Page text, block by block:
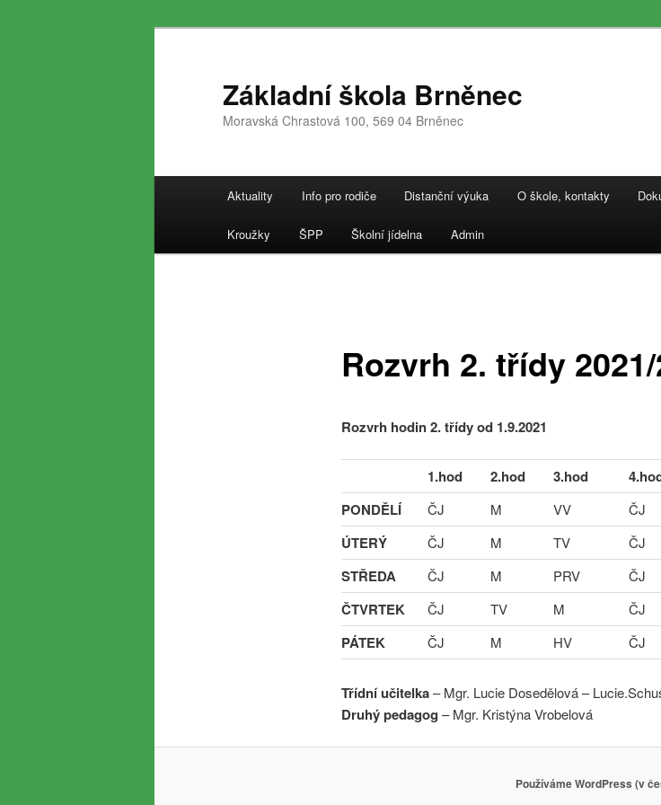
Základní škola Brněnec
Moravská Chrastová 100, 569 04 Brněnec
Aktuality Info pro rodiče Distanční výuka O škole, kontakty
Kroužky ŠPP Školní jídelna Admin
Rozvrh 2. třídy
Rozvrh hodin 2. třídy od 1.9.2021
1.hod 2.hod 3.hod
PONDĚLÍ
ČJ M VV ČJ
ÚTERÝ ČJ M TV ČJ
STŘEDA ČJ M PRV ČJ
ČTVRTEK ČJ TV M ČJ
PÁTEK ČJ M HV ČJ
Třídní učitelka– Mgr. Lucie Dosedělová –
Druhý pedagog – Mgr. Kristýna Vrobelová
Používáme WordPress (v